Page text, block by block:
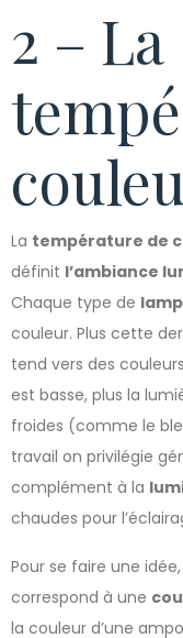
2 – La
La température de
définit l’ambiance
Chaque type de
couleur. Plus cette
tend vers des
est basse, plus la
froides (comme le
travail on privilégie
complément à la
chaudes pour
Pour se faire une
correspond à une
la couleur d’une